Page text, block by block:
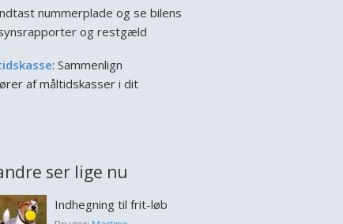
nummerplade og se bilens
og restgæld
: Sammenlign
af måltidskasser i dit
ser lige nu
Indhegning til frit-løb